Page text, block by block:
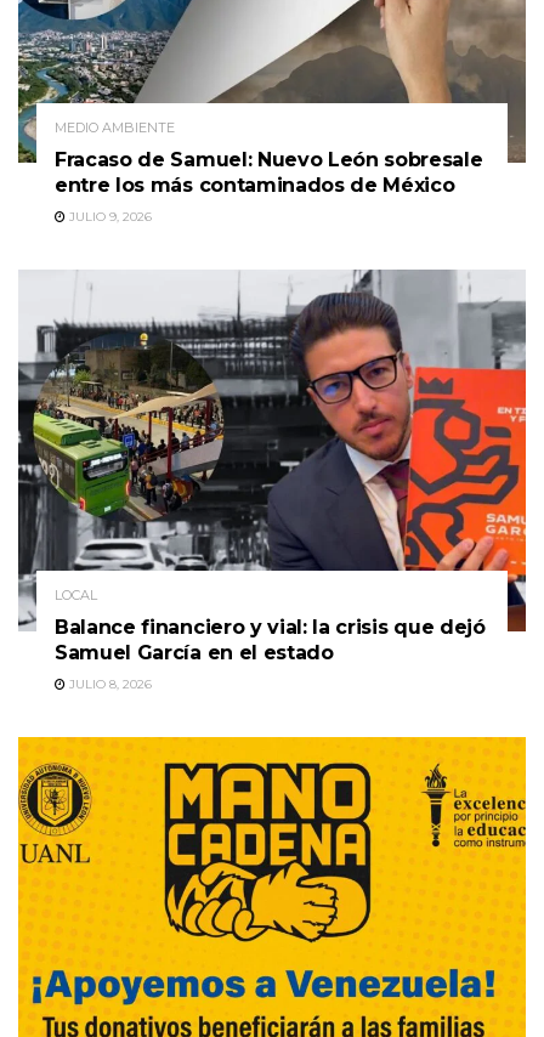
MEDIO AMBIENTE
Fracaso de Samuel: Nuevo León sobresale
entre los más contaminados de México
JULIO 9, 2026
LOCAL
Balance financiero y vial: la crisis que dejó
Samuel García en el estado
JULIO 8, 2026